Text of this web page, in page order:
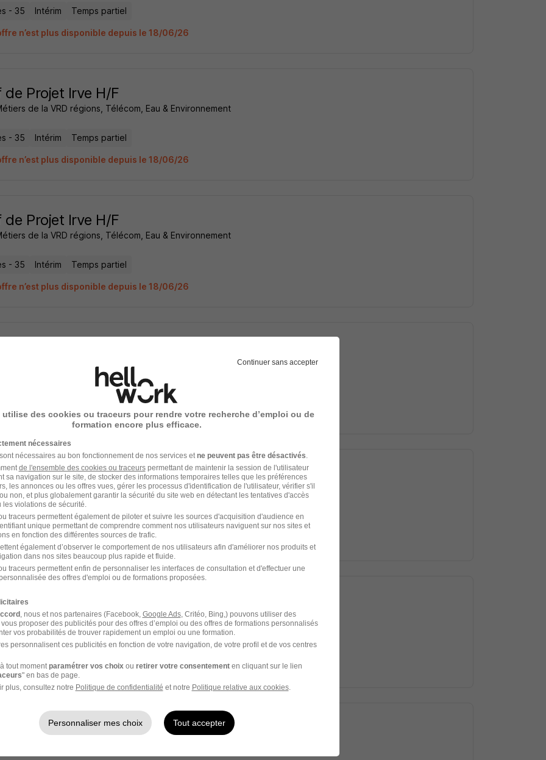
- 35 Intérim Temps partiel
n’est plus disponible depuis le 18/06/26
de Projet Irve H/F
de la VRD régions, Télécom, Eau & Environnement
- 35 Intérim Temps partiel
n’est plus disponible depuis le 18/06/26
de Projet Irve H/F
de la VRD régions, Télécom, Eau & Environnement
- 35 Intérim Temps partiel
n’est plus disponible depuis le 18/06/26
Temps partiel
n’est plus disponible depuis le 18/06/26
de Projet Irve H/F
de la VRD régions, Télécom, Eau & Environnement
- 35 Intérim Temps partiel
n’est plus disponible depuis le 18/06/26
Projet Irve H/F
de la VRD régions, Télécom, Eau & Environnement
- 35 Intérim Temps partiel
n’est plus disponible depuis le 19/07/26
de Projet Irve H/F
Continuer sans accepter
utilise des cookies ou traceurs pour rendre votre recherche d’emploi ou de
formation encore plus efficace.
nécessaires
nécessaires au bon fonctionnement de nos services et ne peuvent pas être désactivés
de l'ensemble des cookies ou traceurspermettant de maintenir la session de l'utilisateur
sa navigation sur le site, de stocker des informations temporaires telles que les préférences
les annonces ou les offres vues, gérer les processus d'identification de l'utilisateur, vérifier s'il
non, et plus globalement garantir la sécurité du site web en détectant les tentatives d'accès
violations de sécurité.
traceurs permettent également de piloter et suivre les sources d'acquisition d'audience en
unique permettant de comprendre comment nos utilisateurs naviguent sur nos sites et
en fonction des différentes sources de trafic.
également d’observer le comportement de nos utilisateurs afin d'améliorer nos produits et
dans nos sites beaucoup plus rapide et fluide.
traceurs permettent enfin de personnaliser les interfaces de consultation et d'effectuer une
des offres d'emploi ou de formations proposées.
, nous et nos partenaires (Facebook, Google Ads, Critéo, Bing,) pouvons utiliser des
proposer des publicités pour des offres d’emploi ou des offres de formations personnalisés
vos probabilités de trouver rapidement un emploi ou une formation.
personnalisent ces publicités en fonction de votre navigation, de votre profil et de vos centres
tout moment paramétrer vos choix ou retirer votre consentementen cliquant sur le lien
" en bas de page.
plus, consultez notre Politique de confidentialité et notre Politique relative aux cookies.
Personnaliser mes choix Tout accepter